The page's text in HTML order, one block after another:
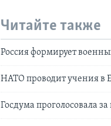
Читайте также
Россия формирует
НАТО проводит учения в
Госдума проголосовала